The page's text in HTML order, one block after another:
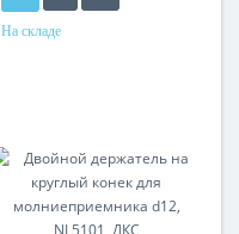
На складе